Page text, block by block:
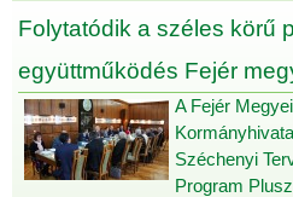
Folytatódik a széles körű
együttműködés Fejér
A Fejér
Széchenyi
Program